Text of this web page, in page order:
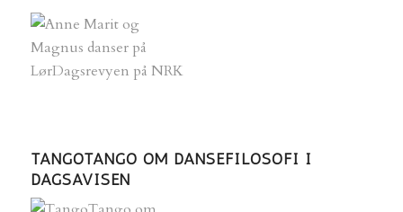
TANGOTANGO OM DANSEFILOSOFI I
DAGSAVISEN